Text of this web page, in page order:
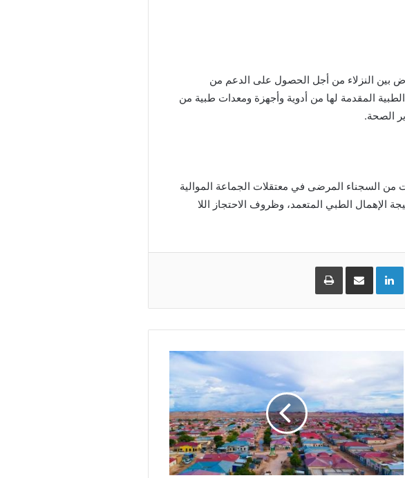
بين النزلاء من أجل الحصول على الدعم من
المقدمة لها من أدوية وأجهزة ومعدات طبية من
الصحة.
السجناء المرضى في معتقلات الجماعة الموالية
الإهمال الطبي المتعمد، وظروف الاحتجاز اللا
LinkedInمشاركة عبر البريد طباعة